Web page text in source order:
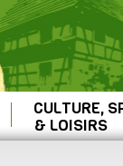
CULTURE,
& LOISIRS